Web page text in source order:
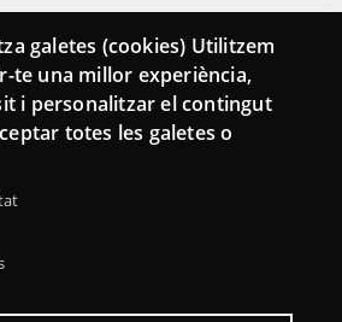
galetes (cookies) Utilitzem
te una millor experiència,
i personalitzar el contingut
totes les galetes o